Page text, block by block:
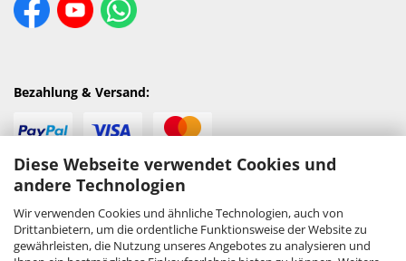
Diese Webseite verwendet Cookies und
andere Technologien
Wir verwenden Cookies und ähnliche Technologien, auch von
Drittanbietern, um die ordentliche Funktionsweise der Website zu
gewährleisten, die Nutzung unseres Angebotes zu analysieren und
Bezahlung & Versand: